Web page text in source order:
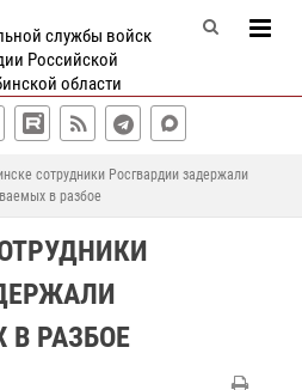
службы войск
Российской
области
сотрудники Росгвардии задержали
в разбое
РАЗБОЕ